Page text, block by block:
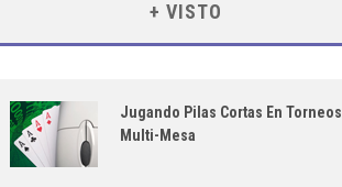
+ VISTO
Jugando Pilas Cortas En Torneos
Multi-Mesa